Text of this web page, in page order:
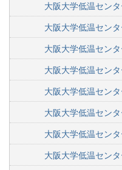
大阪大学低温セン
大阪大学低温セン
大阪大学低温セン
大阪大学低温セン
大阪大学低温セン
大阪大学低温セン
大阪大学低温セン
大阪大学低温セン